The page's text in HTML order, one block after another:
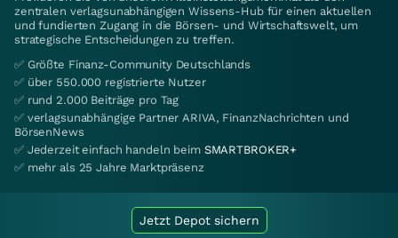
zentralen verlagsunabhängigen Wissens-Hub für einen aktuellen
und fundierten Zugang in die Börsen- und Wirtschaftswelt, um
strategische Entscheidungen zu treffen.
✅ Größte Finanz-Community Deutschlands
✅ über 550.000 registrierte Nutzer
✅ rund 2.000 Beiträge pro Tag
✅ verlagsunabhängige Partner ARIVA, FinanzNachrichten und
BörsenNews
✅ Jederzeit einfach handeln beim SMARTBROKER+
✅ mehr als 25 Jahre Marktpräsenz
Jetzt Depot sichern